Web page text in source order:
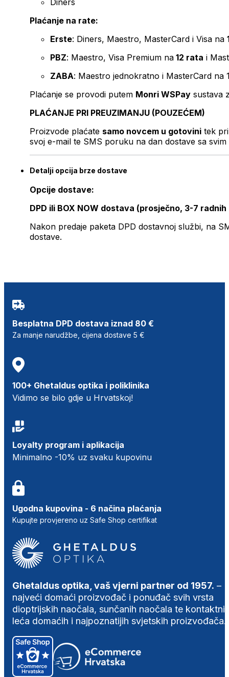
Diners
Plaćanje na rate:
Erste: Diners, Maestro, MasterCard i Visa na
PBZ: Maestro, Visa Premium na 12 rata i
ZABA: Maestro jednokratno i MasterCard na
Plaćanje se provodi putem Monri WSPay sustava
PLAĆANJE PRI PREUZIMANJU (POUZEĆEM)
Proizvode plaćate samo novcem u gotovini tek
svoj e-mail te SMS poruku na dan dostave sa svim
Detalji opcija brze dostave
Opcije dostave:
DPD ili BOX NOW dostava (prosječno, 3-7 radnih
Nakon predaje paketa DPD dostavnoj službi, na
dostave.
Besplatna DPD dostava iznad 80 €
Za manje narudžbe, cijena dostave 5 €
100+ Ghetaldus optika i poliklinika
Vidimo se bilo gdje u Hrvatskoj!
Loyalty program i aplikacija
Minimalno -10% uz svaku kupovinu
Ugodna kupovina - 6 načina plaćanja
Kupujte provjereno uz Safe Shop certifikat
Ghetaldus optika, vaš vjerni partner od 1957. –
najveći domaći proizvođač i ponuđač svih vrsta
dioptrijskih naočala, sunčanih naočala te
leća domaćih i najpoznatijih svjetskih proizvođača.